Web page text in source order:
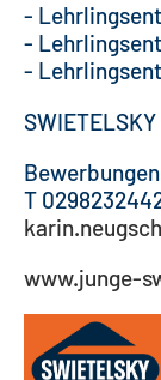
-
-
-
T
www.junge-